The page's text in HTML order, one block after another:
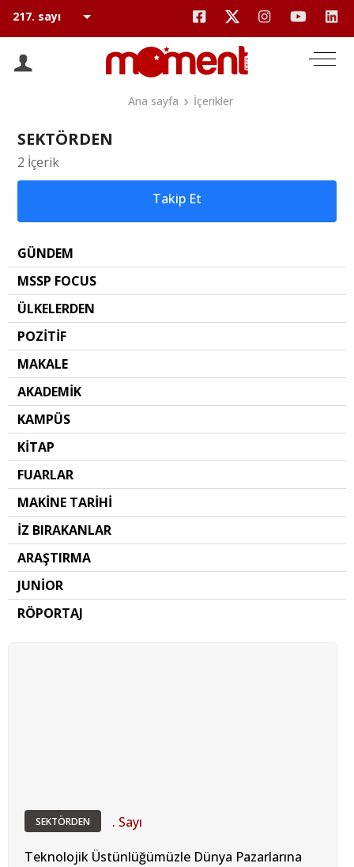
Ana sayfa İçerikler
SEKTÖRDEN
2 İçerik
Takip Et
GÜNDEM
MSSP FOCUS
ÜLKELERDEN
POZİTİF
MAKALE
AKADEMİK
KAMPÜS
KİTAP
FUARLAR
MAKİNE TARİHİ
İZ BIRAKANLAR
ARAŞTIRMA
JUNİOR
RÖPORTAJ
SEKTÖRDEN . Sayı
Teknolojik Üstünlüğümüzle Dünya Pazarlarına